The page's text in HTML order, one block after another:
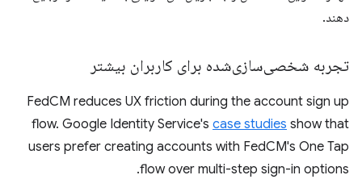
دهند.
تجربه شخصی‌سازی‌شده برای کاربران بیشتر
FedCM reduces UX friction during the account sign up
flow. Google Identity Service's case studies show that
users prefer creating accounts with FedCM's One Tap
flow over multi-step sign-in options.